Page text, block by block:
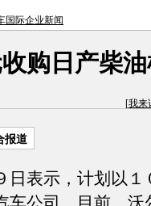
国际企业新闻
购日产柴
[我来
报道
表示，计划以１